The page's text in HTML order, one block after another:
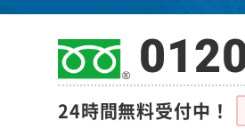
24時間無料受付中！